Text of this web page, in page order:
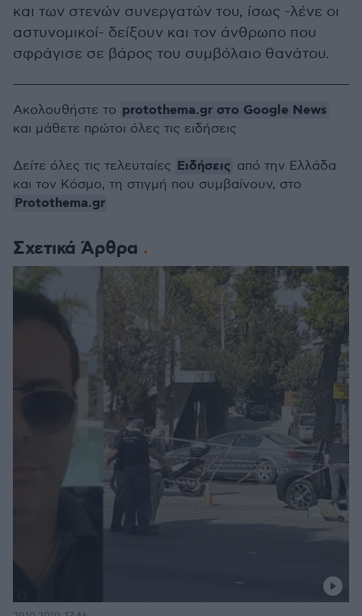
και των στενών συνεργατών του, ίσως -λένε οι
αστυνομικοί- δείξουν και τον άνθρωπο που
σφράγισε σε βάρος του συμβόλαιο θανάτου.
Σχετικά Άρθρα
Ακολουθήστε το protothema.gr στο Google News
και μάθετε πρώτοι όλες τις ειδήσεις
Δείτε όλες τις τελευταίες Ειδήσεις από την Ελλάδα
και τον Κόσμο, τη στιγμή που συμβαίνουν, στο
Protothema.gr